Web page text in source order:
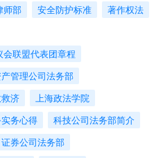
师部
安全防护标准
著作权法
联盟代表团章程
管理公司法务部
济
上海政法学院
务心得
科技公司法务部简介
证券公司法务部